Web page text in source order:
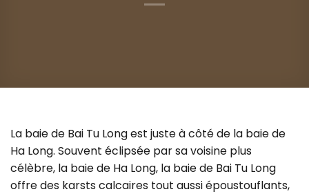
La baie de Bai Tu Long est juste à côté de la baie de
Ha Long. Souvent éclipsée par sa voisine plus
célèbre, la baie de Ha Long, la baie de Bai Tu Long
offre des karsts calcaires tout aussi époustouflants,